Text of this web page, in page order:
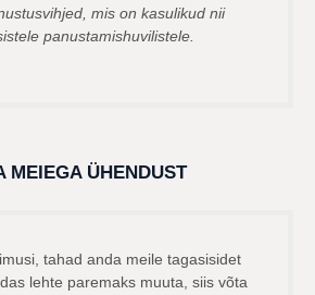
mis on kasulikud nii
panustamishuvilistele.
MEIEGA ÜHENDUST
tahad anda meile tagasisidet
lehte paremaks muuta, siis võta